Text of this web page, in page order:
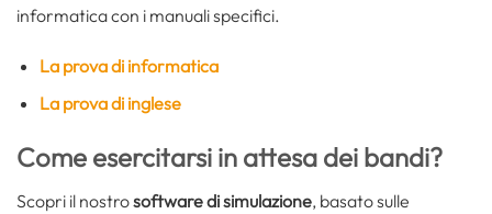
informatica con i manuali specifici.
La prova di informatica
La prova di inglese
Come esercitarsi in attesa dei bandi?
Scopri il nostrosoftware di simulazione, basato sulle